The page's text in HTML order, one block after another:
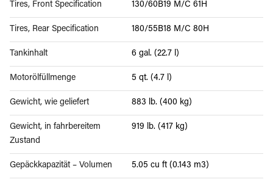
Tires, Front Specification 130/60B19 M/C 61H
Tires, Rear Specification 180/55B18 M/C 80H
Tankinhalt 6 gal. (22.7 l)
Motorölfüllmenge 5 qt. (4.7 l)
Gewicht, wie geliefert 883 lb. (400 kg)
Gewicht, in fahrbereitem
Zustand
919 lb. (417 kg)
Gepäckkapazität – Volumen 5.05 cu ft (0.143 m3)